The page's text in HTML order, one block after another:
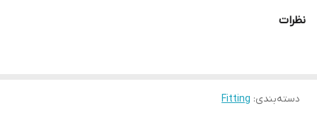
نظرات
دسته‌بندی:
Fitting